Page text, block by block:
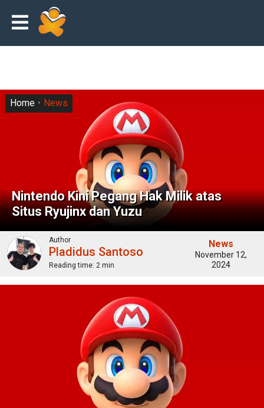
Nintendo Kini Pegang Hak Milik atas
Situs Ryujinx dan Yuzu
Home News
Author
Pladidus Santoso
Reading time: 2 min
News
November 12,
2024